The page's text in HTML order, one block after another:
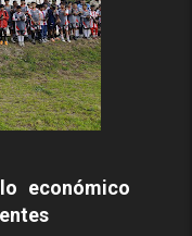
económico